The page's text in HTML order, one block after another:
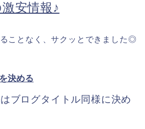
安情報♪
ことなく、サクッとできました◎
決める
ブログタイトル同様に決め